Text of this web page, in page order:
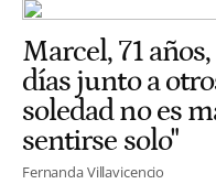
Marcel, 71
días junto a
soledad no es
sentirse solo"
Fernanda Villavicencio